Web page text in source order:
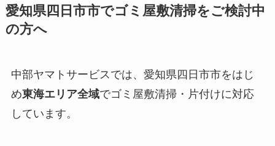
愛知県四日市市でゴミ屋敷清掃をご検討中
の方へ
中部ヤマトサービスでは、愛知県四日市市をはじ
め東海エリア全域でゴミ屋敷清掃・片付けに対応
しています。